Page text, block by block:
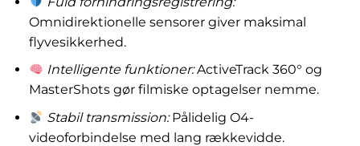
Omnidirektionelle sensorer giver maksimal
flyvesikkerhed.
Intelligente funktioner:ActiveTrack 360° og
MasterShots gør filmiske optagelser nemme.
Stabil transmission:Pålidelig O4-
videoforbindelse med lang rækkevidde.